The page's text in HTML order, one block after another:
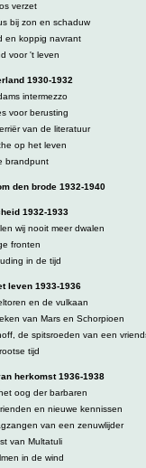
verzet
bij zon en schaduw
en koppig navrant
voor 't leven
1930-1932
intermezzo
voor berusting
van de literatuur
op het leven
brandpunt
den brode 1932-1940
1932-1933
wij nooit meer dwalen
fronten
in de tijd
leven 1933-1936
en de vulkaan
van Mars en Schorpioen
de spitsroeden van een
tijd
herkomst 1936-1938
oog der barbaren
en nieuwe kennissen
van een zenuwlijder
van Multatuli
in de wind